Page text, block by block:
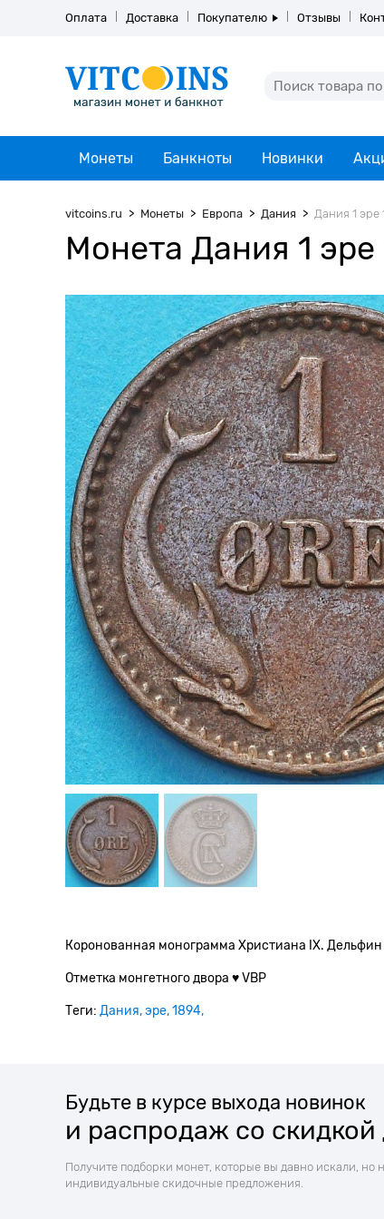
Оплата Доставка Покупателю Отзывы
Монеты Банкноты Новинки
vitcoins.ru Монеты Европа Дания Дания 1 эре
Монета Дания 1 эре
Коронованная монограмма Христиана IX. Дельфин
Отметка монгетного двора ♥ VBP
Теги: Дания эре 1894
Будьте в курсе выхода новинок
и распродаж со скидкой
Получите подборки монет, которые вы давно искали, но
индивидуальные скидочные предложения.